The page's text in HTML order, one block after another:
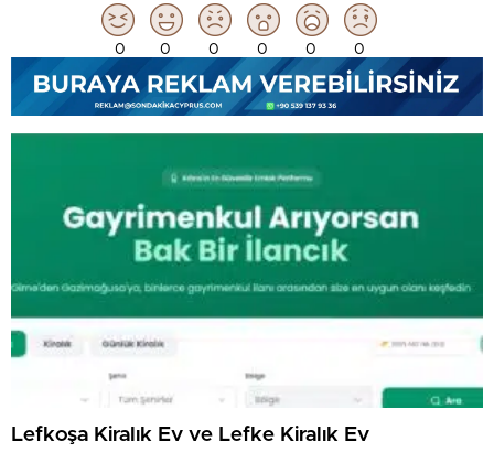
0 0 0 0 0 0
Lefkoşa Kiralık Ev ve Lefke Kiralık Ev